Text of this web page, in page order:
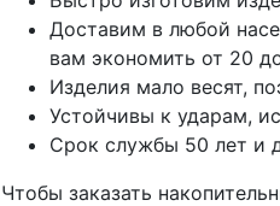
Доставим в любой
вам экономить от 20
Изделия мало весят,
Устойчивы к ударам,
Срок службы 50 лет и
Чтобы заказать